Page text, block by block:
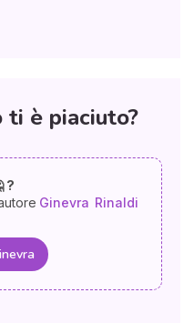
è piaciuto?
?
Ginevra Rinaldi